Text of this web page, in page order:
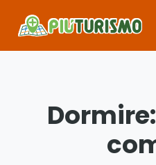
Dormire: